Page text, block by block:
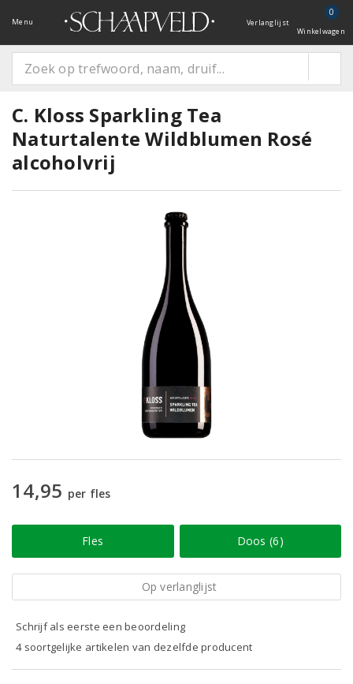
Menu Verlanglijst
0
Winkelwagen
C. Kloss Sparkling Tea
Naturtalente Wildblumen Rosé
alcoholvrij
14,95 per fles
Fles Doos (6)
Op verlanglijst
Schrijf als eerste een beoordeling
4 soortgelijke artikelen van dezelfde producent